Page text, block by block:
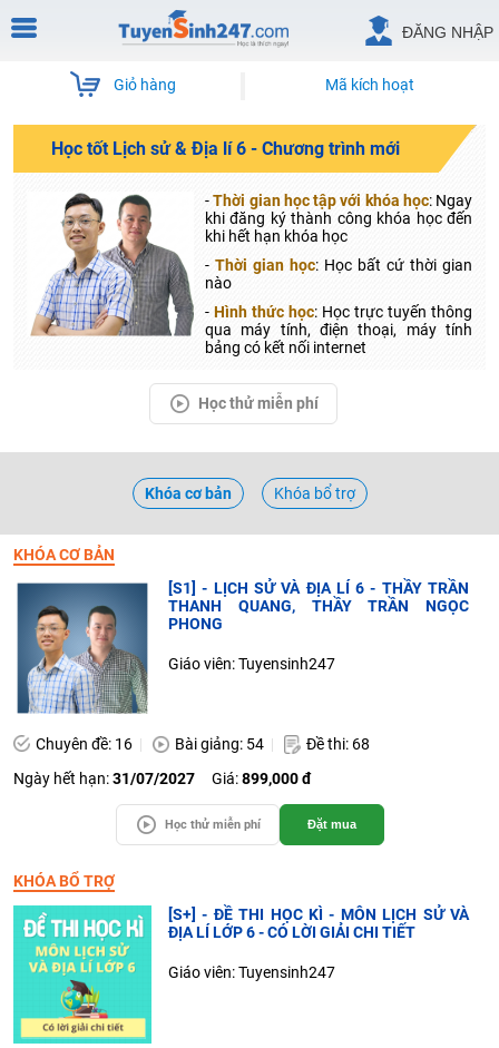
ĐĂNG NHẬP
Giỏ hàng Mã kích hoạt
Học tốt Lịch sử & Địa lí 6 - Chương trình mới
-Thời gian học tập với khóa học: Ngay
khi đăng ký thành công khóa học đến
khi hết hạn khóa học
- Thời gian học: Học bất cứ thời gian
nào
- Hình thức học: Học trực tuyến thông
qua máy tính, điện thoại, máy tính
bảng có kết nối internet
Học thử miễn phí
Khóa cơ bản Khóa bổ trợ
KHÓA CƠ BẢN
[S1] - LỊCH SỬ VÀ ĐỊA LÍ 6 - THẦY TRẦN
THANH QUANG, THẦY TRẦN NGỌC
PHONG
Giáo viên: Tuyensinh247
Chuyên đề: 16 Bài giảng: 54
Đề thi: 68
Ngày hết hạn:31/07/2027 Giá:899,000 đ
Học thử miễn phí Đặt mua
KHÓA BỔ TRỢ
[S+] - ĐỀ THI HỌC KÌ - MÔN LỊCH SỬ VÀ
ĐỊA LÍ LỚP 6 - CÓ LỜI GIẢI CHI TIẾT
Giáo viên: Tuyensinh247